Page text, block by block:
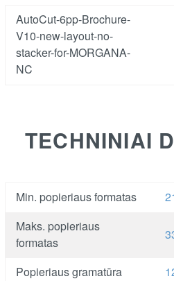
AutoCut-6pp-Brochure-
V10-new-layout-no-
stacker-for-MORGANA-
NC
TECHNINIAI
Min. popieriaus formatas
Maks. popieriaus
formatas
Popieriaus gramatūra